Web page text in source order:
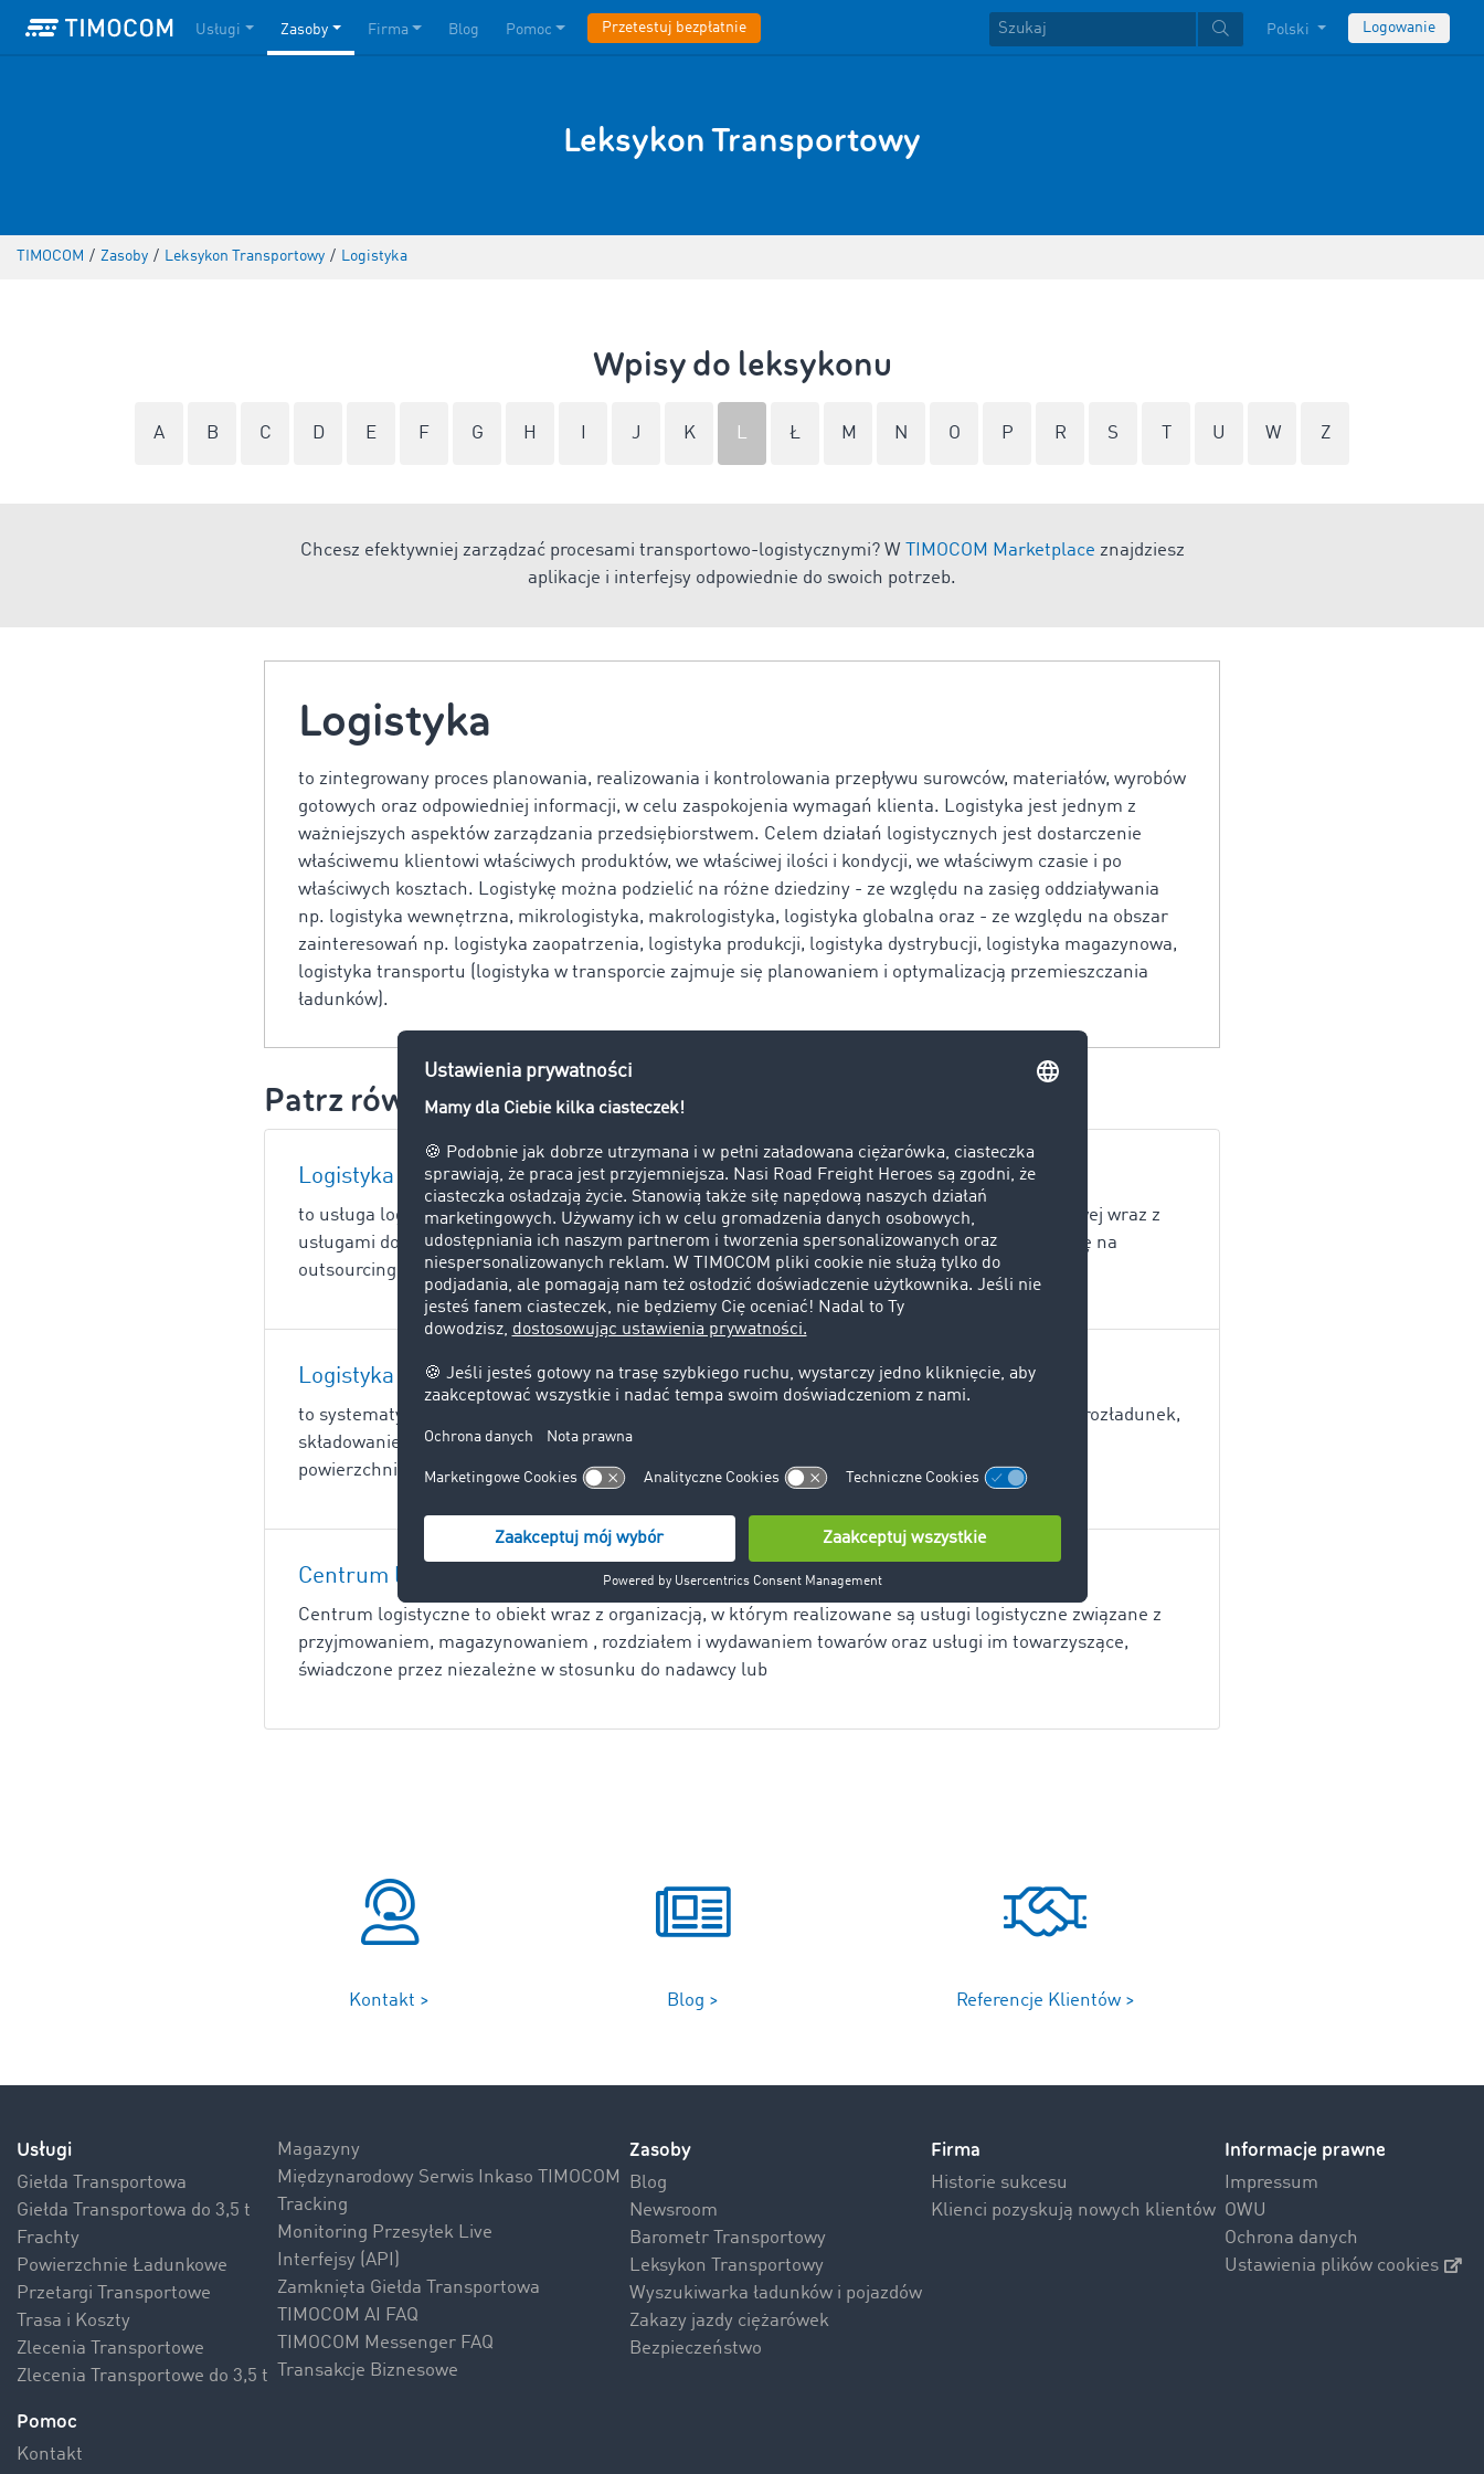
Usługi Zasoby Firma Blog Pomoc Przetestuj bezpłatnie Polski Logowanie
Leksykon Transportowy
TIMOCOM / Zasoby / Leksykon Transportowy / Logistyka
Wpisy do leksykonu
A B C D E F G H J K L Ł M N O P R S U W Z
Chcesz efektywniej zarządzać procesami transportowo-logistycznymi? W TIMOCOM Marketplace znajdziesz
aplikacje i interfejsy odpowiednie do swoich potrzeb.
Logistyka
to zintegrowany proces planowania, realizowania i kontrolowania przepływu surowców, materiałów, wyrobów
gotowych oraz odpowiedniej informacji, w celu zaspokojenia wymagań klienta. Logistyka jest jednym z
ważniejszych aspektów zarządzania przedsiębiorstwem. Celem działań logistycznych jest dostarczenie
właściwemu klientowi właściwych produktów, we właściwej ilości i kondycji, we właściwym czasie i po
właściwych kosztach. Logistykę można podzielić na różne dziedziny - ze względu na zasięg oddziaływania
np. logistyka wewnętrzna, mikrologistyka, makrologistyka, logistyka globalna oraz - ze względu na obszar
zainteresowań np. logistyka zaopatrzenia, logistyka produkcji, logistyka dystrybucji, logistyka magazynowa,
logistyka transportu (logistyka w transporcie zajmuje się planowaniem i optymalizacją przemieszczania
ładunków).
Patrz również:
Logistyka kontraktowa
to usługa logistyczna, która obejmuje szereg operacji prowadzonych na powierzchni magazynowej wraz z
usługami dodatkowymi. Najczęściej dotyczy centralnego magazynu klienta, który zdecydował się na
outsourcing usług logistycznych. Zaliczyć do niej można
Logistyka magazynowa
to systematyczne, kompleksowe przechowywanie i zarządzanie towarami od przyjęcia ładunku, rozładunek,
składowanie i kompletowanie w odpowiednio przygotowanych i strategicznie rozmieszczonych
powierzchniach magazynowych (zarówno w dedykowanych lokalizacjach,
Centrum logistyczne
Centrum logistyczne to obiekt wraz z organizacją, w którym realizowane są usługi logistyczne związane z
przyjmowaniem, magazynowaniem , rozdziałem i wydawaniem towarów oraz usługi im towarzyszące,
świadczone przez niezależne w stosunku do nadawcy lub
Kontakt > Blog > Referencje Klientów >
Usługi
Giełda Transportowa
Giełda Transportowa do 3,5 t
Frachty
Powierzchnie Ładunkowe
Przetargi Transportowe
Trasa i Koszty
Zlecenia Transportowe
Zlecenia Transportowe do 3,5 t
Magazyny
Międzynarodowy Serwis Inkaso TIMOCOM
Tracking
Monitoring Przesyłek Live
Interfejsy (API)
Zamknięta Giełda Transportowa
TIMOCOM AI FAQ
TIMOCOM Messenger FAQ
Transakcje Biznesowe
Zasoby
Blog
Newsroom
Barometr Transportowy
Leksykon Transportowy
Wyszukiwarka ładunków i pojazdów
Zakazy jazdy ciężarówek
Bezpieczeństwo
Firma
Historie sukcesu
Klienci pozyskują nowych klientów
Informacje prawne
Impressum
OWU
Ochrona danych
Ustawienia plików cookies
Pomoc
Kontakt